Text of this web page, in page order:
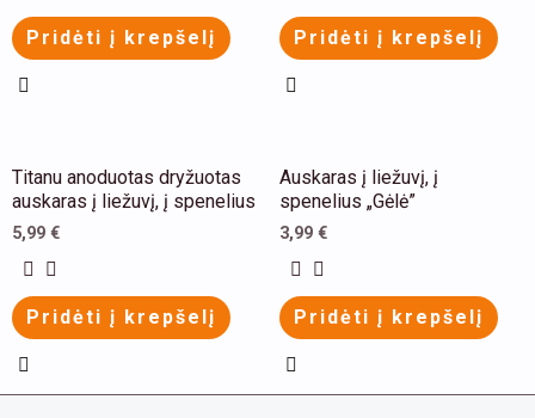
Pridėti į krepšelį
variants.
chosen
on
page
Pridėti į krepšelį
Titanu anoduotas dryžuotas
auskaras į liežuvį, į spenelius
5,99 €
Pridėti į krepšelį
Auskaras į liežuvį, į
spenelius „Gėlė”
3,99 €
Pridėti į krepšelį
This
product
has
multiple
variants.
may